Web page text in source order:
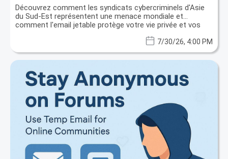
Découvrez comment les syndicats cybercriminels d'Asie
du Sud-Est représentent une menace mondiale et
comment l'email jetable protège votre vie privée et vos
7/30/26, 4:00 PM